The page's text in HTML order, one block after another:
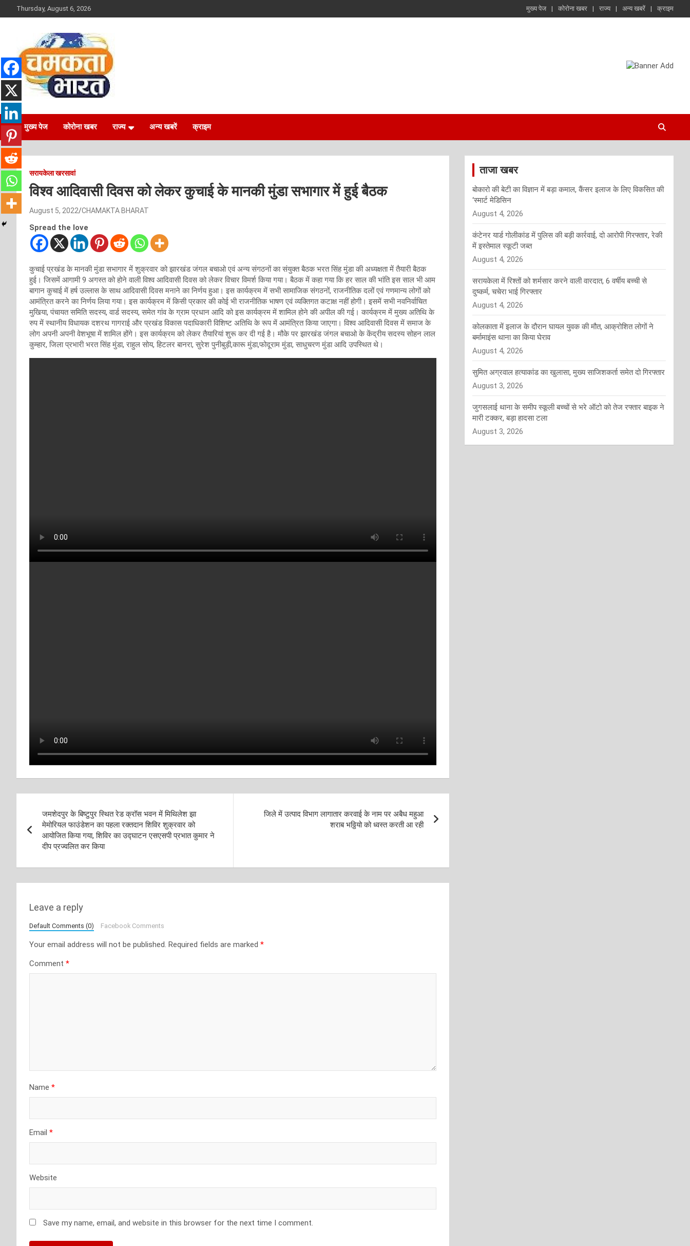
to
Thursday, August 6, 2026 मुख्य पेज कोरोना खबर राज्य अन्य खबरें क्राइम
CHAMAKTA BHARAT
NEWS
मुख्य पेज कोरोना खबर राज्य अन्य खबरें क्राइम
सरायकेला खरसावां
विश्व आदिवासी दिवस को लेकर कुचाई के मानकी मुंडा सभागार में हुई बैठक
August 5, 2022 CHAMAKTA BHARAT
Spread the love
कुचाई प्रखंड के मानकी मुंडा सभागार में शुक्रवार को झारखंड जंगल बचाओ एवं अन्य संगठनों का संयुक्त बैठक भरत सिंह मुंडा की अध्यक्षता में तैयारी बैठक
हुई। जिसमें आगामी 9 अगस्त को होने वाली विश्व आदिवासी दिवस को लेकर विचार विमर्श किया गया। बैठक में कहा गया कि हर साल की भांति इस साल भी आम
बागान कुचाई में हर्ष उल्लास के साथ आदिवासी दिवस मनाने का निर्णय हुआ। इस कार्यक्रम में सभी सामाजिक संगठनों, राजनीतिक दलों एवं गणमान्य लोगों को
आमंत्रित करने का निर्णय लिया गया। इस कार्यक्रम में किसी प्रकार की कोई भी राजनीतिक भाषण एवं व्यक्तिगत कटाक्ष नहीं होगी। इसमें सभी नवनिर्वाचित
मुखिया, पंचायत समिति सदस्य, वार्ड सदस्य, समेत गांव के ग्राम प्रधान आदि को इस कार्यक्रम में शामिल होने की अपील की गई। कार्यक्रम में मुख्य अतिथि के
रुप में स्थानीय विधायक दशरथ गागराई और प्रखंड विकास पदाधिकारी विशिष्ट अतिथि के रूप में आमंत्रित किया जाएगा। विश्व आदिवासी दिवस में समाज के
लोग अपनी अपनी वेशभूषा में शामिल होंगे। इस कार्यक्रम को लेकर तैयारियां शुरू कर दी गई है। मौके पर झारखंड जंगल बचाओ के केंद्रीय सदस्य सोहन लाल
कुम्हार, जिला प्रभारी भरत सिंह मुंडा, राहुल सोय, हिटलर बानरा, सुरेश पुनीबुड़ी,कारू मुंडा,फोदूराम मुंडा, साधुचरण मुंडा आदि उपस्थित थे।
navigation
जमशेदपुर के बिष्टुपुर स्थित रेड क्रॉस भवन में मिथिलेश झा
मेमोरियल फाउंडेशन का पहला रक्तदान शिविर शुक्रवार को
आयोजित किया गया, शिविर का उद्घाटन एसएसपी प्रभात कुमार ने
दीप प्रज्वलित कर किया
जिले में उत्पाद विभाग लागातार करवाई के नाम पर अबैध महुआ
शराब भठ्ठियो को ध्वस्त करती आ रही
Leave a reply
Default Comments (0) Facebook Comments
Your email address will not be published. Required fields are marked *
Comment *
Name *
Email *
Website
Save my name, email, and website in this browser for the next time I comment.
ताजा खबर
बोकारो की बेटी का विज्ञान में बड़ा कमाल, कैंसर इलाज के लिए विकसित की
‘स्मार्ट मेडिसिन
August 4, 2026
कंटेनर यार्ड गोलीकांड में पुलिस की बड़ी कार्रवाई, दो आरोपी गिरफ्तार, रेकी
में इस्तेमाल स्कूटी जब्त
August 4, 2026
सरायकेला में रिश्तों को शर्मसार करने वाली वारदात, 6 वर्षीय बच्ची से
दुष्कर्म, चचेरा भाई गिरफ्तार
August 4, 2026
कोलकाता में इलाज के दौरान घायल युवक की मौत, आक्रोशित लोगों ने
बर्मामाइंस थाना का किया घेराव
August 4, 2026
सुमित अग्रवाल हत्याकांड का खुलासा, मुख्य साजिशकर्ता समेत दो गिरफ्तार
August 3, 2026
जुगसलाई थाना के समीप स्कूली बच्चों से भरे ऑटो को तेज रफ्तार बाइक ने
मारी टक्कर, बड़ा हादसा टला
August 3, 2026